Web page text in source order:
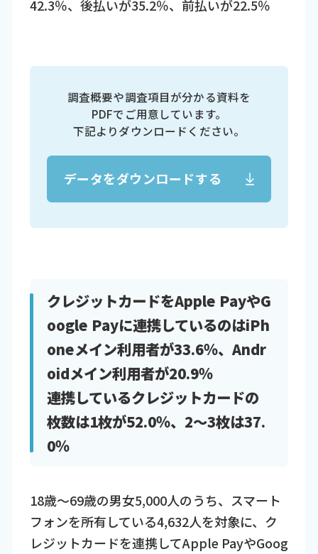
42.3％、後払いが35.2％、前払いが22.5％
調査概要や調査項目が分かる資料を
PDFでご用意しています。
下記よりダウンロードください。
データをダウンロードする
クレジットカードをApple PayやG
oogle Payに連携しているのはiPh
oneメイン利用者が33.6％、Andr
oidメイン利用者が20.9％
連携しているクレジットカードの
枚数は1枚が52.0％、2～3枚は37.
0％
18歳～69歳の男女5,000人のうち、スマート
フォンを所有している4,632人を対象に、ク
レジットカードを連携してApple PayやGoog